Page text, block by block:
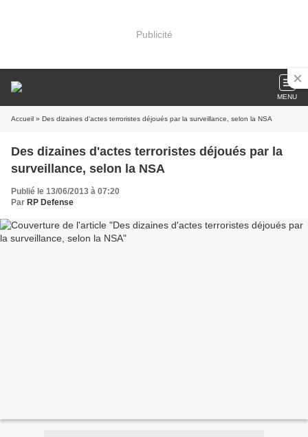
Publicité
MENU
Accueil » Des dizaines d'actes terroristes déjoués par la surveillance, selon la NSA
Des dizaines d'actes terroristes déjoués par la
surveillance, selon la NSA
Publié le 13/06/2013 à 07:20
Par RP Defense